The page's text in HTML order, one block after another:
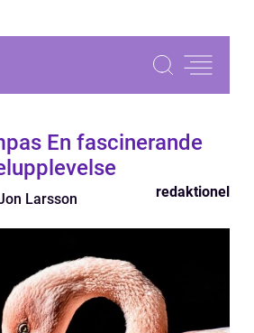
En fascinerande
Larsson redaktionel